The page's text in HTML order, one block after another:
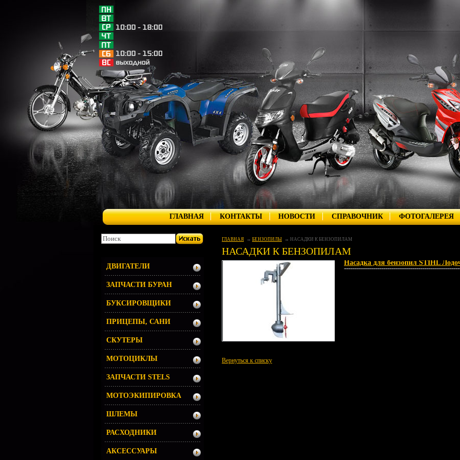
ГЛАВНАЯ КОНТАКТЫ НОВОСТИ СПРАВОЧНИК ФОТОГАЛЕРЕЯ
ГЛАВНАЯ БЕНЗОПИЛЫ НАСАДКИ К БЕНЗОПИЛАМ
НАСАДКИ К БЕНЗОПИЛАМ
Насадка для бензопил STIHL
Вернуться к списку
ДВИГАТЕЛИ
ЗАПЧАСТИ БУРАН
БУКСИРОВЩИКИ
ПРИЦЕПЫ, САНИ
СКУТЕРЫ
МОТОЦИКЛЫ
ЗАПЧАСТИ STELS
МОТОЭКИПИРОВКА
ШЛЕМЫ
РАСХОДНИКИ
АКСЕССУАРЫ